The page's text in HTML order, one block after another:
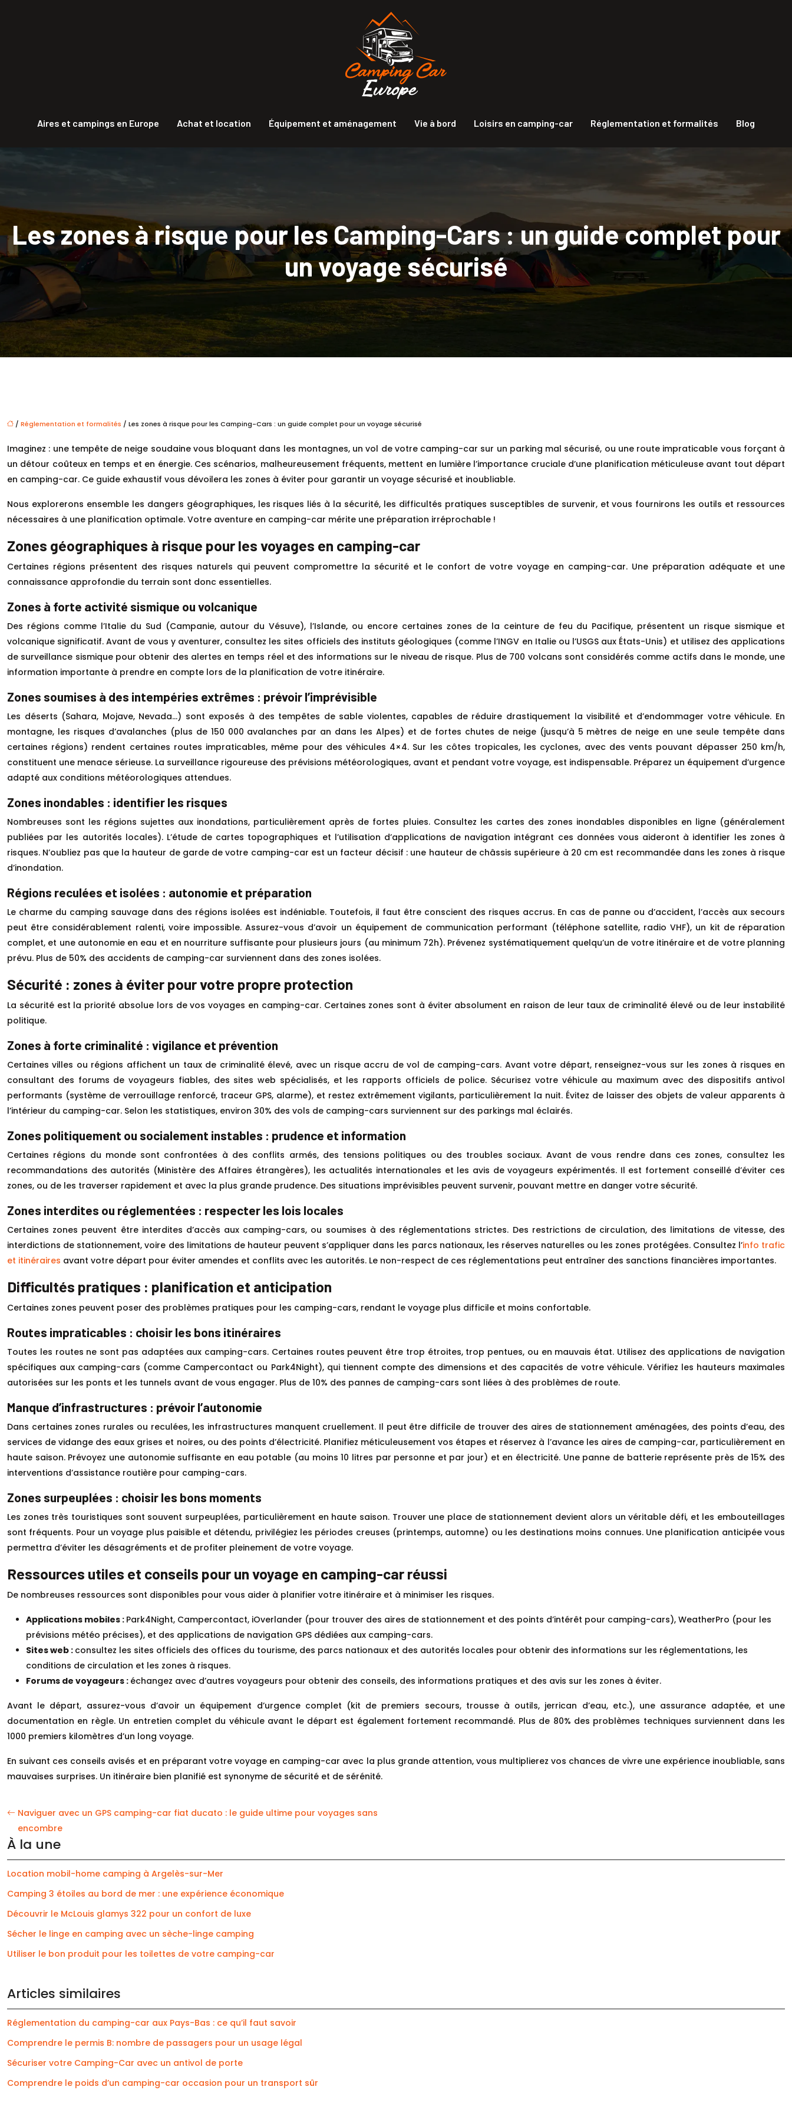
Aires et campings en Europe Achat et location Équipement et aménagement Vie à bord Loisirs en camping-car Réglementation et formalités Blog
Les zones à risque pour les Camping-Cars : un guide complet pour
un voyage sécurisé
/ Réglementation et formalités / Les zones à risque pour les Camping-Cars : un guide complet pour un voyage sécurisé
Imaginez : une tempête de neige soudaine vous bloquant dans les montagnes, un vol de votre camping-car sur un parking mal sécurisé, ou une route impraticable vous forçant à
un détour coûteux en temps et en énergie. Ces scénarios, malheureusement fréquents, mettent en lumière l’importance cruciale d’une planification méticuleuse avant tout départ
en camping-car. Ce guide exhaustif vous dévoilera les zones à éviter pour garantir un voyage sécurisé et inoubliable.
Nous explorerons ensemble les dangers géographiques, les risques liés à la sécurité, les difficultés pratiques susceptibles de survenir, et vous fournirons les outils et ressources
nécessaires à une planification optimale. Votre aventure en camping-car mérite une préparation irréprochable !
Zones géographiques à risque pour les voyages en camping-car
Certaines régions présentent des risques naturels qui peuvent compromettre la sécurité et le confort de votre voyage en camping-car. Une préparation adéquate et une
connaissance approfondie du terrain sont donc essentielles.
Zones à forte activité sismique ou volcanique
Des régions comme l’Italie du Sud (Campanie, autour du Vésuve), l’Islande, ou encore certaines zones de la ceinture de feu du Pacifique, présentent un risque sismique et
volcanique significatif. Avant de vous y aventurer, consultez les sites officiels des instituts géologiques (comme l’INGV en Italie ou l’USGS aux États-Unis) et utilisez des applications
de surveillance sismique pour obtenir des alertes en temps réel et des informations sur le niveau de risque. Plus de 700 volcans sont considérés comme actifs dans le monde, une
information importante à prendre en compte lors de la planification de votre itinéraire.
Zones soumises à des intempéries extrêmes : prévoir l’imprévisible
Les déserts (Sahara, Mojave, Nevada…) sont exposés à des tempêtes de sable violentes, capables de réduire drastiquement la visibilité et d’endommager votre véhicule. En
montagne, les risques d’avalanches (plus de 150 000 avalanches par an dans les Alpes) et de fortes chutes de neige (jusqu’à 5 mètres de neige en une seule tempête dans
certaines régions) rendent certaines routes impraticables, même pour des véhicules 4×4. Sur les côtes tropicales, les cyclones, avec des vents pouvant dépasser 250 km/h,
constituent une menace sérieuse. La surveillance rigoureuse des prévisions météorologiques, avant et pendant votre voyage, est indispensable. Préparez un équipement d’urgence
adapté aux conditions météorologiques attendues.
Zones inondables : identifier les risques
Nombreuses sont les régions sujettes aux inondations, particulièrement après de fortes pluies. Consultez les cartes des zones inondables disponibles en ligne (généralement
publiées par les autorités locales). L’étude de cartes topographiques et l’utilisation d’applications de navigation intégrant ces données vous aideront à identifier les zones à
risques. N’oubliez pas que la hauteur de garde de votre camping-car est un facteur décisif : une hauteur de châssis supérieure à 20 cm est recommandée dans les zones à risque
d’inondation.
Régions reculées et isolées : autonomie et préparation
Le charme du camping sauvage dans des régions isolées est indéniable. Toutefois, il faut être conscient des risques accrus. En cas de panne ou d’accident, l’accès aux secours
peut être considérablement ralenti, voire impossible. Assurez-vous d’avoir un équipement de communication performant (téléphone satellite, radio VHF), un kit de réparation
complet, et une autonomie en eau et en nourriture suffisante pour plusieurs jours (au minimum 72h). Prévenez systématiquement quelqu’un de votre itinéraire et de votre planning
prévu. Plus de 50% des accidents de camping-car surviennent dans des zones isolées.
Sécurité : zones à éviter pour votre propre protection
La sécurité est la priorité absolue lors de vos voyages en camping-car. Certaines zones sont à éviter absolument en raison de leur taux de criminalité élevé ou de leur instabilité
politique.
Zones à forte criminalité : vigilance et prévention
Certaines villes ou régions affichent un taux de criminalité élevé, avec un risque accru de vol de camping-cars. Avant votre départ, renseignez-vous sur les zones à risques en
consultant des forums de voyageurs fiables, des sites web spécialisés, et les rapports officiels de police. Sécurisez votre véhicule au maximum avec des dispositifs antivol
performants (système de verrouillage renforcé, traceur GPS, alarme), et restez extrêmement vigilants, particulièrement la nuit. Évitez de laisser des objets de valeur apparents à
l’intérieur du camping-car. Selon les statistiques, environ 30% des vols de camping-cars surviennent sur des parkings mal éclairés.
Zones politiquement ou socialement instables : prudence et information
Certaines régions du monde sont confrontées à des conflits armés, des tensions politiques ou des troubles sociaux. Avant de vous rendre dans ces zones, consultez les
recommandations des autorités (Ministère des Affaires étrangères), les actualités internationales et les avis de voyageurs expérimentés. Il est fortement conseillé d’éviter ces
zones, ou de les traverser rapidement et avec la plus grande prudence. Des situations imprévisibles peuvent survenir, pouvant mettre en danger votre sécurité.
Zones interdites ou réglementées : respecter les lois locales
Certaines zones peuvent être interdites d’accès aux camping-cars, ou soumises à des réglementations strictes. Des restrictions de circulation, des limitations de vitesse, des
interdictions de stationnement, voire des limitations de hauteur peuvent s’appliquer dans les parcs nationaux, les réserves naturelles ou les zones protégées. Consultez l’info trafic
et itinéraires avant votre départ pour éviter amendes et conflits avec les autorités. Le non-respect de ces réglementations peut entraîner des sanctions financières importantes.
Difficultés pratiques : planification et anticipation
Certaines zones peuvent poser des problèmes pratiques pour les camping-cars, rendant le voyage plus difficile et moins confortable.
Routes impraticables : choisir les bons itinéraires
Toutes les routes ne sont pas adaptées aux camping-cars. Certaines routes peuvent être trop étroites, trop pentues, ou en mauvais état. Utilisez des applications de navigation
spécifiques aux camping-cars (comme Campercontact ou Park4Night), qui tiennent compte des dimensions et des capacités de votre véhicule. Vérifiez les hauteurs maximales
autorisées sur les ponts et les tunnels avant de vous engager. Plus de 10% des pannes de camping-cars sont liées à des problèmes de route.
Manque d’infrastructures : prévoir l’autonomie
Dans certaines zones rurales ou reculées, les infrastructures manquent cruellement. Il peut être difficile de trouver des aires de stationnement aménagées, des points d’eau, des
services de vidange des eaux grises et noires, ou des points d’électricité. Planifiez méticuleusement vos étapes et réservez à l’avance les aires de camping-car, particulièrement en
haute saison. Prévoyez une autonomie suffisante en eau potable (au moins 10 litres par personne et par jour) et en électricité. Une panne de batterie représente près de 15% des
interventions d’assistance routière pour camping-cars.
Zones surpeuplées : choisir les bons moments
Les zones très touristiques sont souvent surpeuplées, particulièrement en haute saison. Trouver une place de stationnement devient alors un véritable défi, et les embouteillages
sont fréquents. Pour un voyage plus paisible et détendu, privilégiez les périodes creuses (printemps, automne) ou les destinations moins connues. Une planification anticipée vous
permettra d’éviter les désagréments et de profiter pleinement de votre voyage.
Ressources utiles et conseils pour un voyage en camping-car réussi
De nombreuses ressources sont disponibles pour vous aider à planifier votre itinéraire et à minimiser les risques.
Applications mobiles : Park4Night, Campercontact, iOverlander (pour trouver des aires de stationnement et des points d’intérêt pour camping-cars), WeatherPro (pour les
prévisions météo précises), et des applications de navigation GPS dédiées aux camping-cars.
Sites web : consultez les sites officiels des offices du tourisme, des parcs nationaux et des autorités locales pour obtenir des informations sur les réglementations, les
conditions de circulation et les zones à risques.
Forums de voyageurs : échangez avec d’autres voyageurs pour obtenir des conseils, des informations pratiques et des avis sur les zones à éviter.
Avant le départ, assurez-vous d’avoir un équipement d’urgence complet (kit de premiers secours, trousse à outils, jerrican d’eau, etc.), une assurance adaptée, et une
documentation en règle. Un entretien complet du véhicule avant le départ est également fortement recommandé. Plus de 80% des problèmes techniques surviennent dans les
1000 premiers kilomètres d’un long voyage.
En suivant ces conseils avisés et en préparant votre voyage en camping-car avec la plus grande attention, vous multiplierez vos chances de vivre une expérience inoubliable, sans
mauvaises surprises. Un itinéraire bien planifié est synonyme de sécurité et de sérénité.
Naviguer avec un GPS camping-car fiat ducato : le guide ultime pour voyages sans
encombre
À la une
Location mobil-home camping à Argelès-sur-Mer
Camping 3 étoiles au bord de mer : une expérience économique
Découvrir le McLouis glamys 322 pour un confort de luxe
Sécher le linge en camping avec un sèche-linge camping
Utiliser le bon produit pour les toilettes de votre camping-car
Articles similaires
Réglementation du camping-car aux Pays-Bas : ce qu’il faut savoir
Comprendre le permis B: nombre de passagers pour un usage légal
Sécuriser votre Camping-Car avec un antivol de porte
Comprendre le poids d’un camping-car occasion pour un transport sûr